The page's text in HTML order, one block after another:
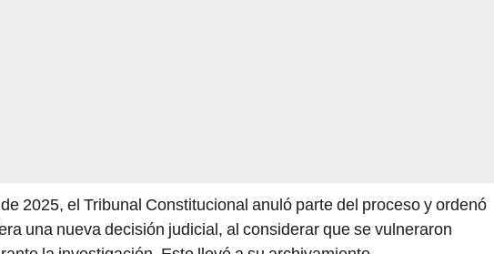
2025, el Tribunal Constitucional anuló parte del proceso y ordenó
una nueva decisión judicial, al considerar que se vulneraron